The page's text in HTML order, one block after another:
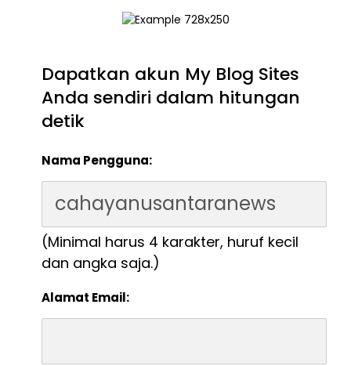
Dapatkan akun My Blog Sites
Anda sendiri dalam hitungan
detik
Nama Pengguna:
(Minimal harus 4 karakter, huruf kecil
dan angka saja.)
Alamat Email: